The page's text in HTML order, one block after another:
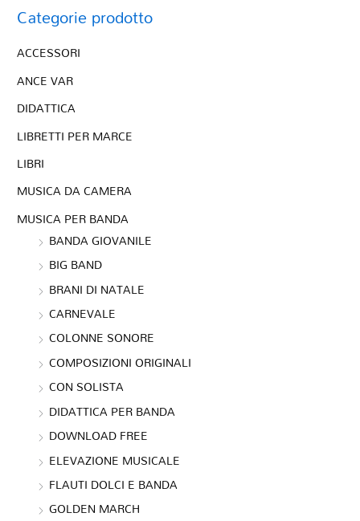
Categorie prodotto
ACCESSORI
ANCE VAR
DIDATTICA
LIBRETTI PER MARCE
LIBRI
MUSICA DA CAMERA
MUSICA PER BANDA
BANDA GIOVANILE
BIG BAND
BRANI DI NATALE
CARNEVALE
COLONNE SONORE
COMPOSIZIONI ORIGINALI
CON SOLISTA
DIDATTICA PER BANDA
DOWNLOAD FREE
ELEVAZIONE MUSICALE
FLAUTI DOLCI E BANDA
GOLDEN MARCH